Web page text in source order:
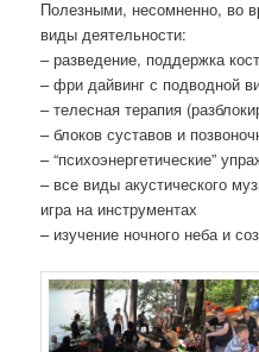
Полезными, несомненно, во
виды деятельности:
– разведение, поддержка
– фри дайвинг с подводной
– телесная терапия
– блоков суставов и
– “психоэнергетические”
– все виды акустического
игра на инструментах
– изучение ночного неба и